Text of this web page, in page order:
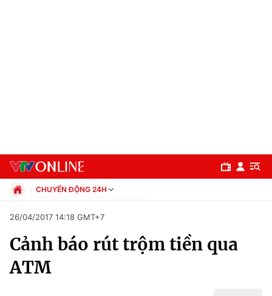
Chuyên mục
Chính trị
CHUYỂN ĐỘNG 24H
Xã hội
Pháp luật
Thể thao
26/04/2017 14:18 GMT+7
Cảnh báo rút trộm tiền qua
ATM